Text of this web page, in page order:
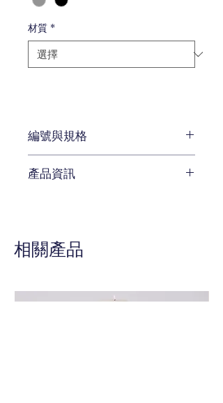
材質 *
編號與規格
編號 8510-20A
產品資訊
相關產品